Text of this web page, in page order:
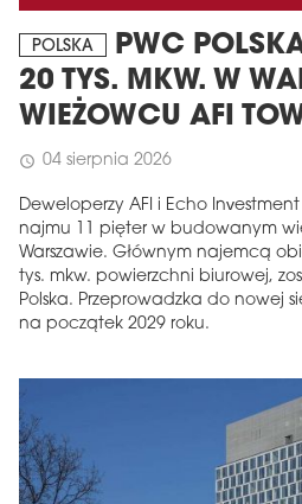
POLSKA
PWC
20 TYS. MKW. W
WIEŻOWCU AFI
schedule 04 sierpnia 2026
Deweloperzy AFI i Echo
najmu 11 pięter w budowanym
Warszawie. Głównym najemcą
tys. mkw. powierzchni biurowej,
Polska. Przeprowadzka do nowej
na początek 2029 roku.